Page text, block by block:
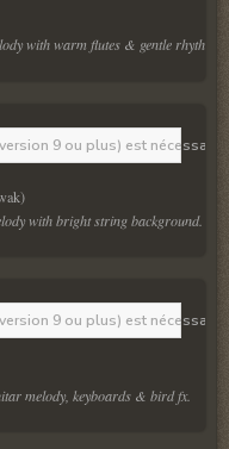
with warm flutes & gentle rhythmic.
9 ou plus) est
2:40 (Claudio Spiewak)
with bright string background.
9 ou plus) est
melody, keyboards & bird fx.